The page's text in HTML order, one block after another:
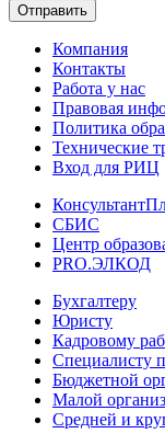
Отправить
Компания
Контакты
Работа у нас
Правовая
Политика
Технические
Вход для РИЦ
СБИС
Центр
PRO.ЭЛКОД
Бухгалтеру
Юристу
Кадровому
Специалисту
Бюджетной
Малой
Средней и